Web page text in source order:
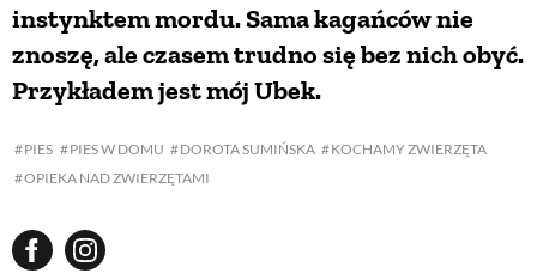
PIES PIES W DOMU DOROTA SUMIŃSKA
KOCHAMY ZWIERZĘTA
OPIEKA NAD ZWIERZĘTAMI
instynktem mordu. Sama kagańców nie
znoszę, ale czasem trudno się bez nich obyć.
Przykładem jest mój Ubek.